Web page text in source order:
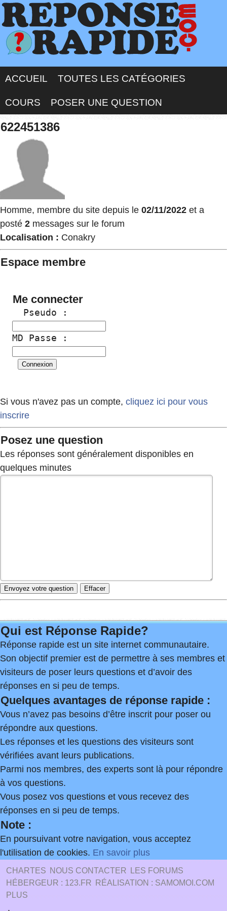
ACCUEIL TOUTES LES CATÉGORIES
COURS POSER UNE QUESTION
622451386
Homme, membre du site depuis le 02/11/2022 et a
posté 2 messages sur le forum
Localisation : Conakry
Espace membre
Me connecter
  Pseudo :
MD Passe :
Si vous n'avez pas un compte, cliquez ici pour vous
inscrire
Posez une question
Les réponses sont généralement disponibles en
quelques minutes
Qui est Réponse Rapide?
Réponse rapide est un site internet communautaire.
Son objectif premier est de permettre à ses membres et
visiteurs de poser leurs questions et d’avoir des
réponses en si peu de temps.
Quelques avantages de réponse rapide :
Vous n’avez pas besoins d’être inscrit pour poser ou
répondre aux questions.
Les réponses et les questions des visiteurs sont
vérifiées avant leurs publications.
Parmi nos membres, des experts sont là pour répondre
à vos questions.
Vous posez vos questions et vous recevez des
réponses en si peu de temps.
Note :
En poursuivant votre navigation, vous acceptez
l'utilisation de cookies. En savoir plus
CHARTES NOUS CONTACTER
LES FORUMS
HÉBERGEUR : 123.FR
RÉALISATION : SAMOMOI.COM
PLUS
.